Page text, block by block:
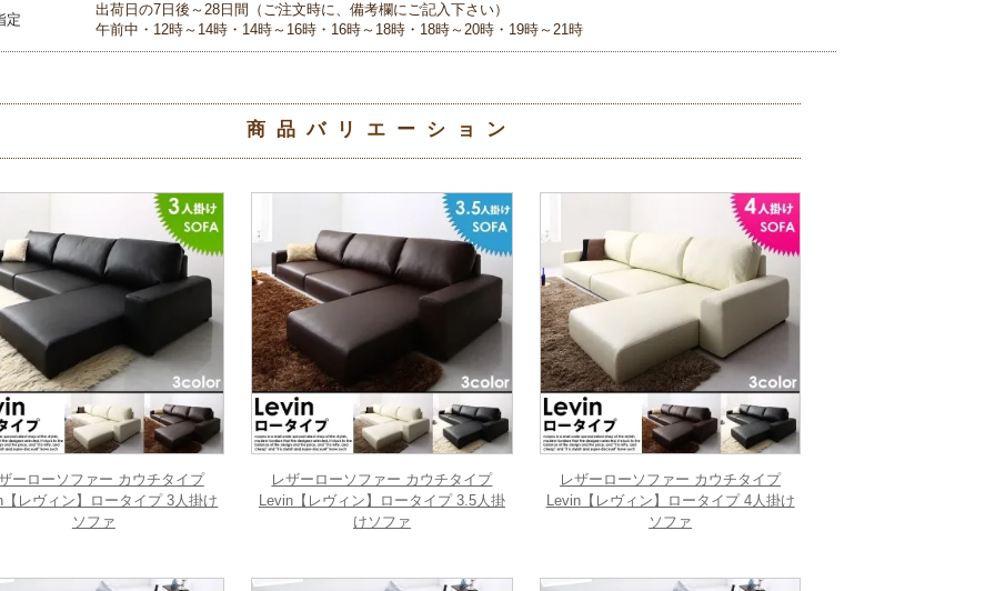
定
出荷日の7日後～28日間（ご注文時に、備考欄にご記入下さい）
午前中・12時～14時・14時～16時・16時～18時・18時～20時・19時～21時
商品バリエーション
ーローソファー カウチタイプ
【レヴィン】ロータイプ 3人掛け
ソファ
レザーローソファー カウチタイプ
Levin【レヴィン】ロータイプ 3.5人掛
けソファ
レザーローソファー カウチタイプ
Levin【レヴィン】ロータイプ 4人掛け
ソファ